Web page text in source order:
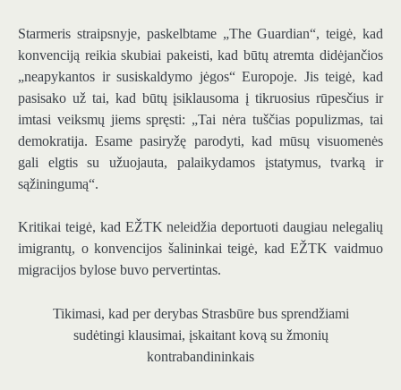
Starmeris straipsnyje, paskelbtame „The Guardian“, teigė, kad
konvenciją reikia skubiai pakeisti, kad būtų atremta didėjančios
„neapykantos ir susiskaldymo jėgos“ Europoje. Jis teigė, kad
pasisako už tai, kad būtų įsiklausoma į tikruosius rūpesčius ir
imtasi veiksmų jiems spręsti: „Tai nėra tuščias populizmas, tai
demokratija. Esame pasiryžę parodyti, kad mūsų visuomenės
gali elgtis su užuojauta, palaikydamos įstatymus, tvarką ir
sąžiningumą“.
Kritikai teigė, kad EŽTK neleidžia deportuoti daugiau nelegalių
imigrantų, o konvencijos šalininkai teigė, kad EŽTK vaidmuo
migracijos bylose buvo pervertintas.
Tikimasi, kad per derybas Strasbūre bus sprendžiami
sudėtingi klausimai, įskaitant kovą su žmonių
kontrabandininkais